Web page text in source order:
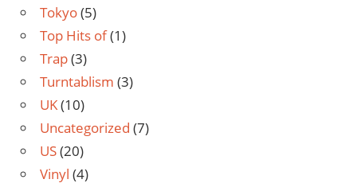
Tokyo(5)
Top Hits of(1)
Trap(3)
Turntablism (3)
UK(10)
Uncategorized (7)
US(20)
Vinyl (4)